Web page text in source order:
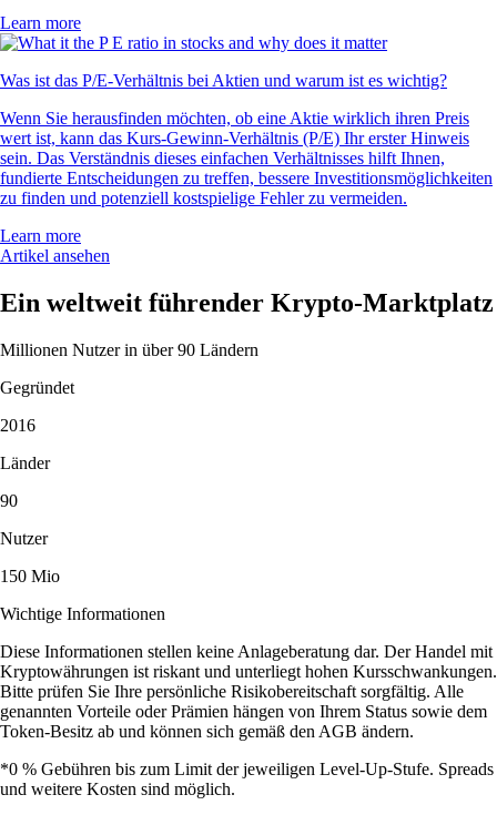
Learn more
Was ist das P/E-Verhältnis bei Aktien und warum ist es wichtig?
Wenn Sie herausfinden möchten, ob eine Aktie wirklich ihren Preis
wert ist, kann das Kurs-Gewinn-Verhältnis (P/E) Ihr erster Hinweis
sein. Das Verständnis dieses einfachen Verhältnisses hilft Ihnen,
fundierte Entscheidungen zu treffen, bessere Investitionsmöglichkeiten
zu finden und potenziell kostspielige Fehler zu vermeiden.
Learn more
Artikel ansehen
Ein weltweit führender Krypto-Marktplatz
Millionen Nutzer in über 90 Ländern
Gegründet
2016
Länder
90
Nutzer
150 Mio
Wichtige Informationen
Diese Informationen stellen keine Anlageberatung dar. Der Handel mit
Kryptowährungen ist riskant und unterliegt hohen Kursschwankungen.
Bitte prüfen Sie Ihre persönliche Risikobereitschaft sorgfältig. Alle
genannten Vorteile oder Prämien hängen von Ihrem Status sowie dem
Token-Besitz ab und können sich gemäß den AGB ändern.
*0 % Gebühren bis zum Limit der jeweiligen Level-Up-Stufe. Spreads
und weitere Kosten sind möglich.